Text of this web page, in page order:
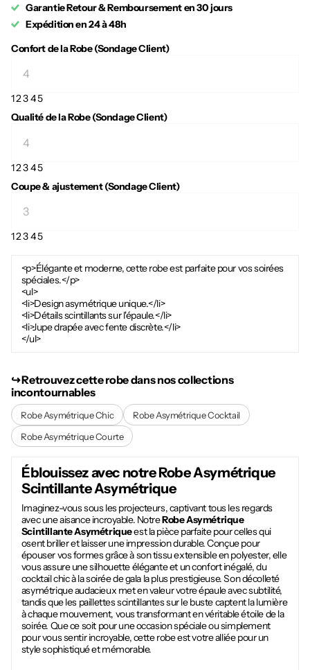
Garantie Retour & Remboursement en 30 jours
Expédition en 24 à 48h
Confort de la Robe (Sondage Client)
12345
Qualité de la Robe (Sondage Client)
12345
Coupe & ajustement (Sondage Client)
12345
<p>Élégante et moderne, cette robe est parfaite pour vos soirées
spéciales.</p>
<ul>
<li>Design asymétrique unique.</li>
<li>Détails scintillants sur l'épaule.</li>
<li>Jupe drapée avec fente discrète.</li>
</ul>
↪︎ Retrouvez cette robe dans nos collections
incontournables
Robe Asymétrique Chic
Robe Asymétrique Cocktail
Robe Asymétrique Courte
Éblouissez avec notreRobe Asymétrique
Scintillante Asymétrique
Imaginez-vous sous les projecteurs, captivant tous les regards
avec une aisance incroyable. NotreRobe Asymétrique
Scintillante Asymétriqueest la pièce parfaite pour celles qui
osent briller et laisser une impression durable. Conçue pour
épouser vos formes grâce à son tissu extensible en polyester, elle
vous assure une silhouette élégante et un confort inégalé, du
cocktail chic à la soirée de gala la plus prestigieuse. Son décolleté
asymétrique audacieux met en valeur votre épaule avec subtilité,
tandis que les paillettes scintillantes sur le buste captent la lumière
à chaque mouvement, vous transformant en véritable étoile de la
soirée. Que ce soit pour une occasion spéciale ou simplement
pour vous sentir incroyable, cette robe est votre alliée pour un
style sophistiqué et mémorable.